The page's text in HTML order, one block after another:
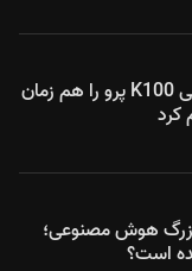
ردمی تاریخ معرفی سری ردمی K100 پرو را هم زمان
کرد
هوش مصنوعی؛